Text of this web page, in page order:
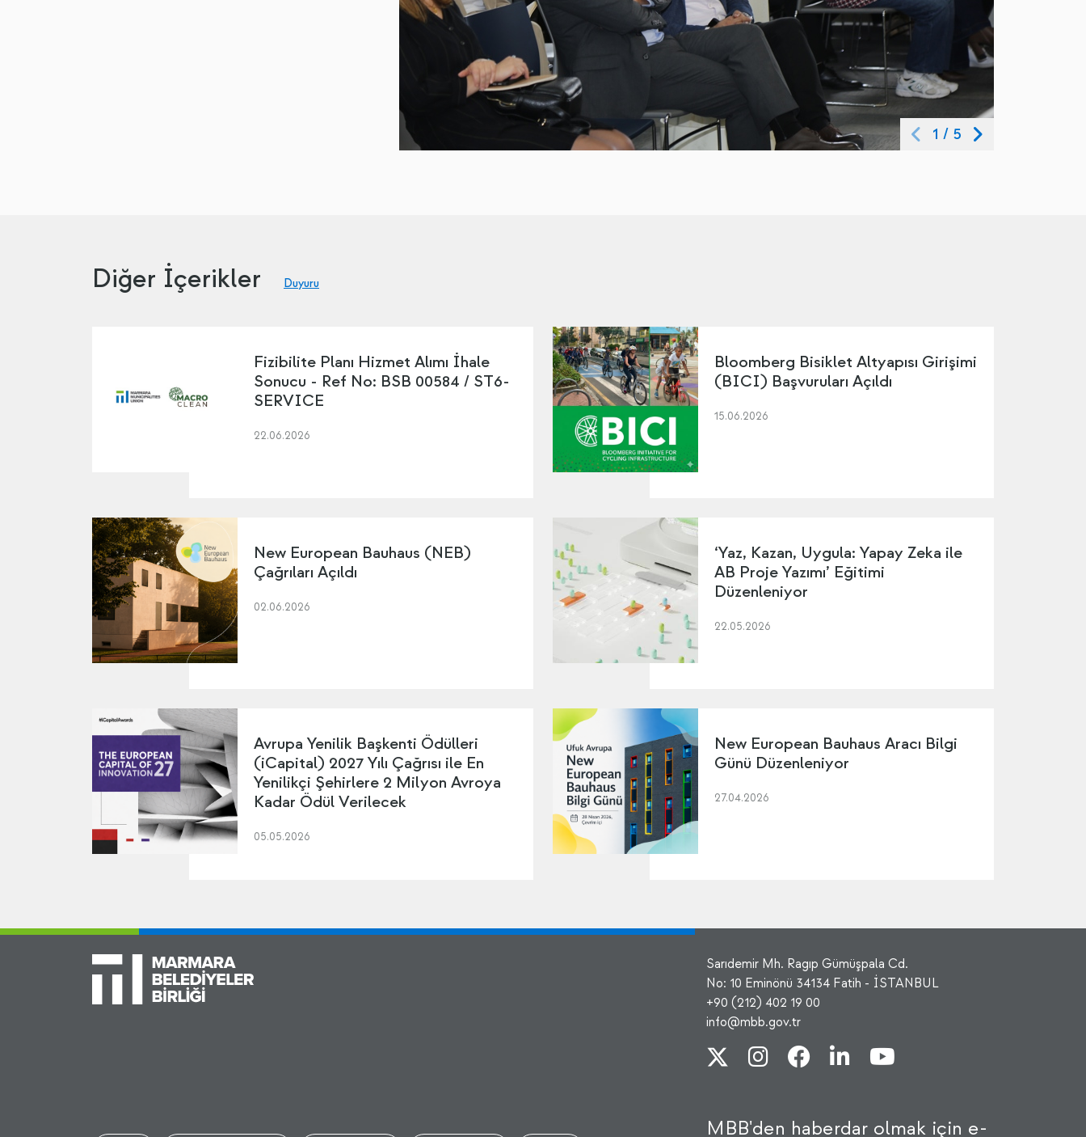
1 / 5
Diğer İçerikler Duyuru
Fizibilite Planı Hizmet Alımı İhale
Sonucu - Ref No: BSB 00584 / ST6-
SERVICE
22.06.2026
Bloomberg Bisiklet Altyapısı Girişimi
(BICI) Başvuruları Açıldı
15.06.2026
New European Bauhaus (NEB)
Çağrıları Açıldı
02.06.2026
‘Yaz, Kazan, Uygula: Yapay Zeka ile
AB Proje Yazımı’ Eğitimi
Düzenleniyor
22.05.2026
Avrupa Yenilik Başkenti Ödülleri
(iCapital) 2027 Yılı Çağrısı ile En
Yenilikçi Şehirlere 2 Milyon Avroya
Kadar Ödül Verilecek
05.05.2026
New European Bauhaus Aracı Bilgi
Günü Düzenleniyor
27.04.2026
Sarıdemir Mh. Ragıp Gümüşpala Cd.
No: 10 Eminönü 34134 Fatih - İSTANBUL
+90 (212) 402 19 00
info@mbb.gov.tr
MBB'den haberdar olmak için e-